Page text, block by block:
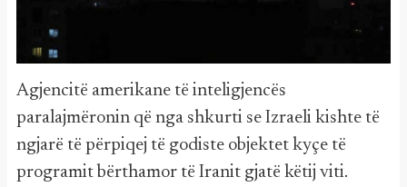
Agjencitë amerikane të inteligjencës
paralajmëronin që nga shkurti se Izraeli kishte të
ngjarë të përpiqej të godiste objektet kyçe të
programit bërthamor të Iranit gjatë këtij viti.